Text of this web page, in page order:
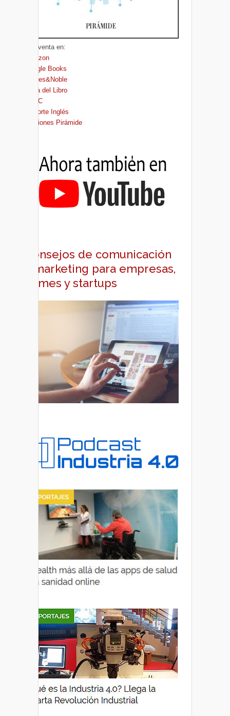
A la venta en:
Amazon
Google Books
Barnes&Noble
Casa del Libro
FNAC
El Corte Inglés
Ediciones Pirámide
Consejos de comunicación
y marketing para empresas,
pymes y startups